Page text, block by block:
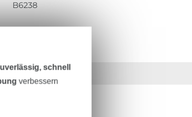
B6238
Jahre Erfahrung
schnell
verbessern